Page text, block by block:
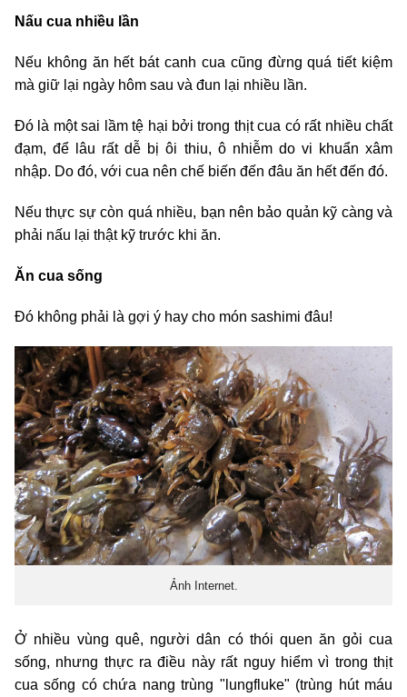
Nấu cua nhiều lần
Nếu không ăn hết bát canh cua cũng đừng quá tiết kiệm
mà giữ lại ngày hôm sau và đun lại nhiều lần.
Đó là một sai lầm tệ hại bởi trong thịt cua có rất nhiều chất
đạm, để lâu rất dễ bị ôi thiu, ô nhiễm do vi khuẩn xâm
nhập. Do đó, với cua nên chế biến đến đâu ăn hết đến đó.
Nếu thực sự còn quá nhiều, bạn nên bảo quản kỹ càng và
phải nấu lại thật kỹ trước khi ăn.
Ăn cua sống
Đó không phải là gợi ý hay cho món sashimi đâu!
Ảnh Internet.
Ở nhiều vùng quê, người dân có thói quen ăn gỏi cua
sống, nhưng thực ra điều này rất nguy hiểm vì trong thịt
cua sống có chứa nang trùng "lungfluke" (trùng hút máu